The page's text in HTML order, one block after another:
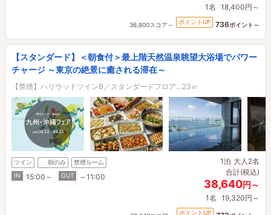
1名 18,400円～
36,800スコア～ ポイントUP 736ポイント～
【スタンダード】＜朝食付＞最上階天然温泉眺望大浴場でパワー
チャージ ～東京の絶景に癒される滞在～
【禁煙】ハリウッドツインB／スタンダードフロア…23㎡
ツイン 朝のみ
禁煙ルーム
IN
15:00～ OUT ～11:00
1泊 大人2名
合計(税込)
38,640円～
1名 19,320円～
ポイントUP